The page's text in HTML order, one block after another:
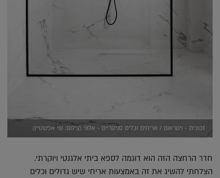
זכוכית - ויטראום / אריחים וכלים סניטריים - אלוני (צילום: שי אפשטיין)
חדר הרחצה הזה הוא דוגמה לספא ביתי אלגנטי ויוקרתי.
הצלחתי להשיג את זה באמצעות אריחי שיש גדולים וכלים